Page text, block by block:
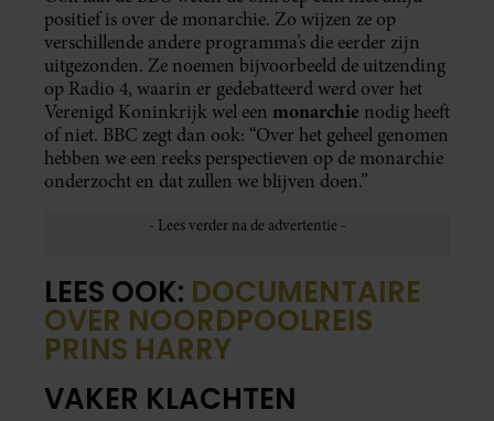
positief is over de monarchie. Zo wijzen ze op
verschillende andere programma’s die eerder zijn
uitgezonden. Ze noemen bijvoorbeeld de uitzending
op Radio 4, waarin er gedebatteerd werd over het
Verenigd Koninkrijk wel een monarchie nodig heeft
of niet. BBC zegt dan ook: “Over het geheel genomen
hebben we een reeks perspectieven op de monarchie
onderzocht en dat zullen we blijven doen.”
LEES OOK: DOCUMENTAIRE
OVER NOORDPOOLREIS
PRINS HARRY
VAKER KLACHTEN